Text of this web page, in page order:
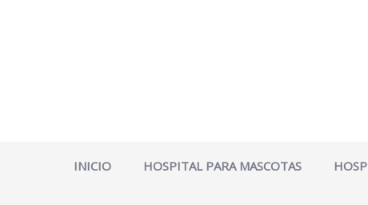
INICIO HOSPITAL PARA MASCOTAS